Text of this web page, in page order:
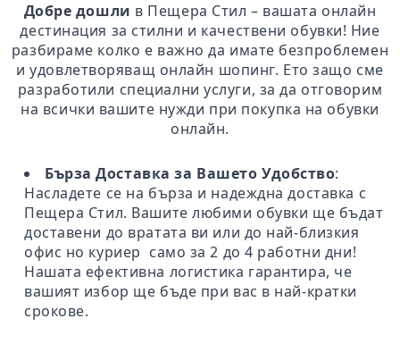
Добре дошли в Пещера Стил – вашата онлайн
дестинация за стилни и качествени обувки! Ние
разбираме колко е важно да имате безпроблемен
и удовлетворяващ онлайн шопинг. Ето защо сме
разработили специални услуги, за да отговорим
на всички вашите нужди при покупка на обувки
онлайн.
Бърза Доставка за Вашето Удобство:
Насладете се на бърза и надеждна доставка с
Пещера Стил. Вашите любими обувки ще бъдат
доставени до вратата ви или до най-близкия
офис но куриер само за 2 до 4 работни дни!
Нашата ефективна логистика гарантира, че
вашият избор ще бъде при вас в най-кратки
срокове.